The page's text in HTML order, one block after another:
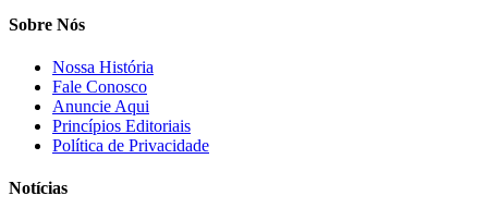
Sobre Nós
Nossa História
Fale Conosco
Anuncie Aqui
Princípios Editoriais
Política de Privacidade
Notícias